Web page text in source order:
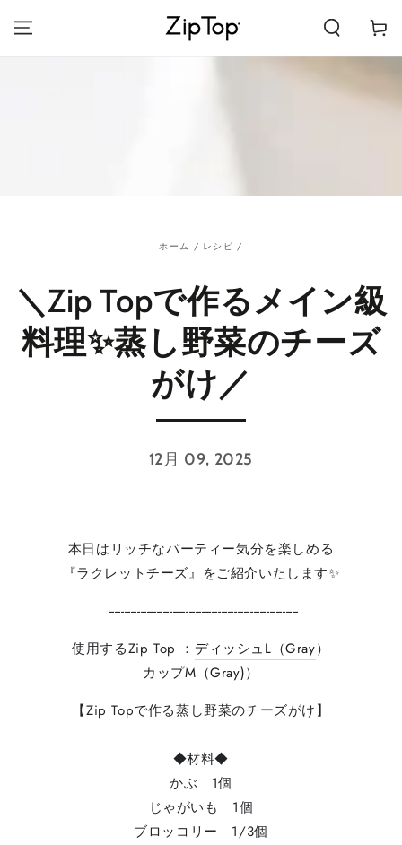
プする
ー
ト
ホーム / レシピ /
＼Zip Topで作るメイン級
料理✨蒸し野菜のチーズ
がけ／
12月 09, 2025
本日はリッチなパーティー気分を楽しめる
『ラクレットチーズ』をご紹介いたします✨
-----------------------------------------------------------
使用するZip Top ： ディッシュL（Gray）⁠
カップM（Gray)）
【Zip Topで作る蒸し野菜のチーズがけ】
◆材料◆⁠
かぶ 1個
じゃがいも 1個
ブロッコリー 1/3個